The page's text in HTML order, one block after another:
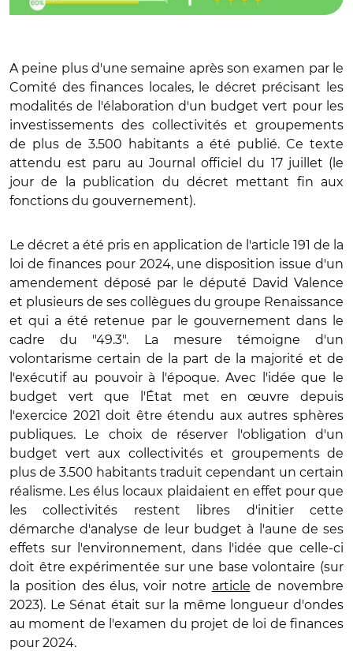
A peine plus d'une semaine après son examen par le
Comité des finances locales, le décret précisant les
modalités de l'élaboration d'un budget vert pour les
investissements des collectivités et groupements
de plus de 3.500 habitants a été publié. Ce texte
attendu est paru au Journal officiel du 17 juillet (le
jour de la publication du décret mettant fin aux
fonctions du gouvernement).
Le décret a été pris en application de l'article 191 de la
loi de finances pour 2024, une disposition issue d'un
amendement déposé par le député David Valence
et plusieurs de ses collègues du groupe Renaissance
et qui a été retenue par le gouvernement dans le
cadre du "49.3". La mesure témoigne d'un
volontarisme certain de la part de la majorité et de
l'exécutif au pouvoir à l'époque. Avec l'idée que le
budget vert que l'État met en œuvre depuis
l'exercice 2021 doit être étendu aux autres sphères
publiques. Le choix de réserver l'obligation d'un
budget vert aux collectivités et groupements de
plus de 3.500 habitants traduit cependant un certain
réalisme. Les élus locaux plaidaient en effet pour que
les collectivités restent libres d'initier cette
démarche d'analyse de leur budget à l'aune de ses
effets sur l'environnement, dans l'idée que celle-ci
doit être expérimentée sur une base volontaire (sur
la position des élus, voir notre article de novembre
2023). Le Sénat était sur la même longueur d'ondes
au moment de l'examen du projet de loi de finances
pour 2024.